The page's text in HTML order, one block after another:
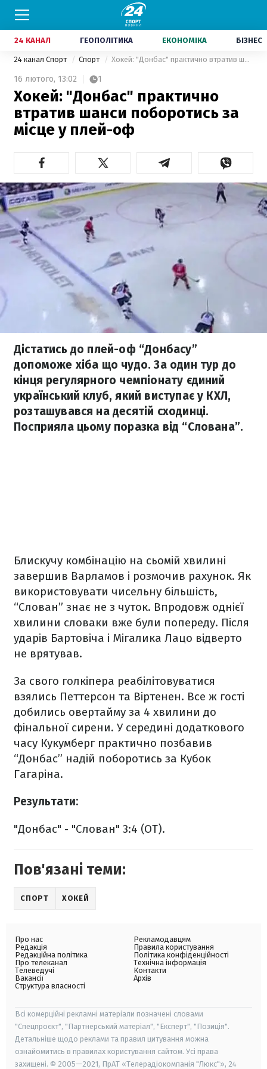
24 КАНАЛ ГЕОПОЛІТИКА ЕКОНОМІКА БІЗНЕС
24 канал Спорт Спорт Хокей: "Донбас" практично втратив шанси поборотись за місце у плей-оф
16 лютого, 13:02 1
Хокей: "Донбас" практично
втратив шанси поборотись за
місце у плей-оф
Дістатись до плей-оф “Донбасу”
допоможе хіба що чудо. За один тур до
кінця регулярного чемпіонату єдиний
український клуб, який виступає у КХЛ,
розташувався на десятій сходинці.
Посприяла цьому поразка від “Слована”.
Блискучу комбінацію на сьомій хвилині
завершив Варламов і розмочив рахунок. Як
використовувати чисельну більшість,
“Слован” знає не з чуток. Впродовж однієї
хвилини словаки вже були попереду. Після
ударів Бартовіча і Мігалика Лацо відверто
не врятував.
За свого голкіпера реабілітовуватися
взялись Петтерсон та Віртенен. Все ж гості
добились овертайму за 4 хвилини до
фінальної сирени. У середині додаткового
часу Кукумберг практично позбавив
“Донбас” надій поборотись за Кубок
Гагаріна.
Результати:
"Донбас" - "Слован" 3:4 (ОТ).
Пов'язані теми:
СПОРТ ХОКЕЙ
Про нас
Редакція
Редакційна політика
Про телеканал
Телеведучі
Вакансії
Структура власності
Рекламодавцям
Правила користування
Політика конфіденційності
Технічна інформація
Контакти
Архів
Всі комерційні рекламні матеріали позначені словами
"Спецпроєкт", "Партнерський матеріал", "Експерт", "Позиція".
Детальніше щодо реклами та правил цитування можна
ознайомитись в правилах користування сайтом. Усі права
захищені. © 2005—2021, ПрАТ «Телерадіокомпанія "Люкс"», 24